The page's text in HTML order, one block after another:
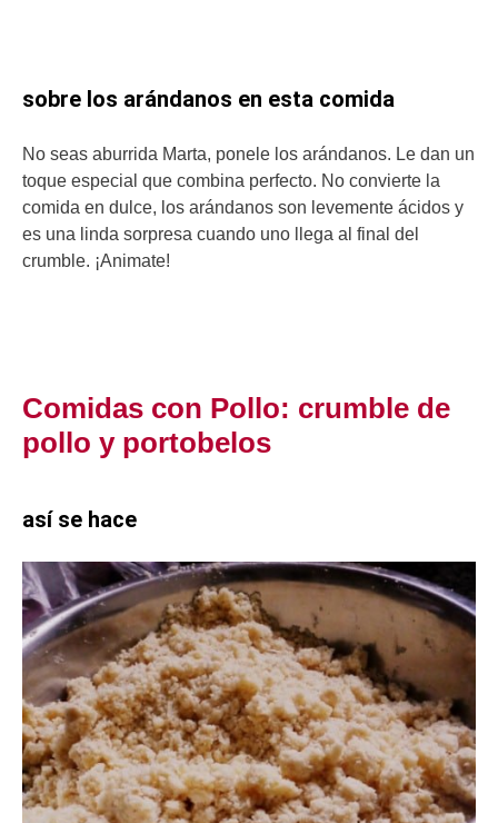
sobre los arándanos en esta comida
No seas aburrida Marta, ponele los arándanos. Le dan un
toque especial que combina perfecto. No convierte la
comida en dulce, los arándanos son levemente ácidos y
es una linda sorpresa cuando uno llega al final del
crumble. ¡Animate!
Comidas con Pollo: crumble de
pollo y portobelos
así se hace